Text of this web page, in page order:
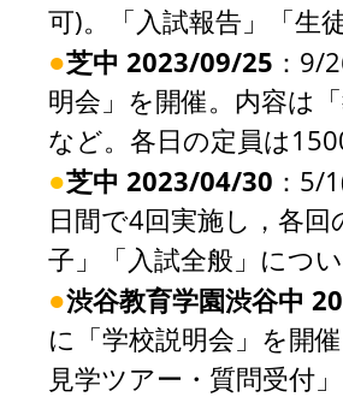
可)。「入試報告」「
●芝中 2023/09/25 ：9/
明会」を開催。内容は
など。各日の定員は
●芝中 2023/04/30 ：5/
日間で4回実施し，各
子」「入試全般」につ
●渋谷教育学園渋谷中
に「学校説明会」を開
見学ツアー・質問受付